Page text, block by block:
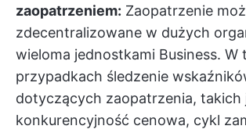
zaopatrzeniem: Zaopatrzenie
zdecentralizowane w dużych
wieloma jednostkami Business. W
przypadkach śledzenie
dotyczących zaopatrzenia, takich
konkurencyjność cenowa, cykl